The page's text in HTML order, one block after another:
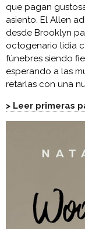
que pagan
asiento. El Allen
desde Brooklyn
octogenario lidia
fúnebres siendo
esperando a las
retarlas con una
> Leer primeras